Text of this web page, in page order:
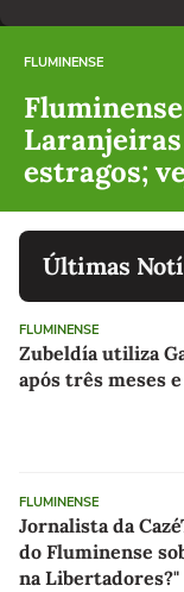
FLUMINENSE
estragos;
Últimas
FLUMINENSE
Zubeldía utiliza
após três meses
FLUMINENSE
Jornalista da
do Fluminense
na Libertadores?"